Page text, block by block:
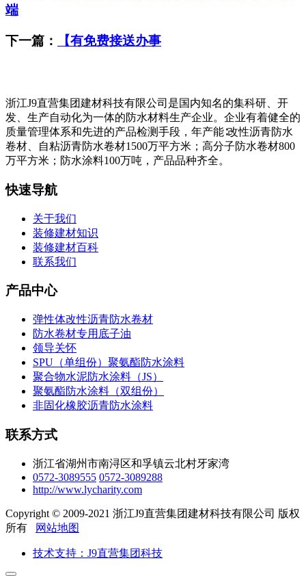
端
下一篇： 【有免费接送办事
浙江J9直营集团建材科技有限公司是国内知名的集科研、开
发、生产自动化为一体的防水材料生产企业。企业有着健全的
质量管理体系和先进的产品检测手段，年产能∶改性沥青防水
卷材、自粘沥青防水卷材1500万平方米；高分子防水卷材800
万平方米；防水涂料100万吨，产品品种齐全。
快速导航
关于我们
装修建材知识
装修建材百科
联系我们
产品中心
弹性体改性沥青防水卷材
防水卷材专用底子油
领导关怀
SPU（单组份）聚氨酯防水涂料
聚合物水泥防水涂料（JS）
聚氨酯防水涂料（双组份）
非固化橡胶沥青防水涂料
联系方式
浙江省湖州市南浔区和孚镇云北村牙家湾
0572-3089555 0572-3089288
http://www.lycharity.com
Copyright © 2009-2021 浙江J9直营集团建材科技有限公司 版权
所有
网站地图
技术支持：J9直营集团科技